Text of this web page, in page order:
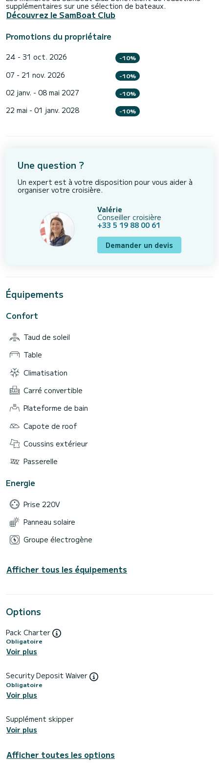
supplémentaires sur une sélection de bateaux.
Découvrez le SamBoat Club
Promotions du propriétaire
24 - 31 oct. 2026 -10%
07 - 21 nov. 2026 -10%
02 janv. - 08 mai 2027 -10%
22 mai - 01 janv. 2028 -10%
Une question ?
Un expert est à votre disposition pour vous aider à
organiser votre croisière.
Valérie
Conseiller croisière
+33 5 19 88 00 61
Demander un devis
Équipements
Confort
Taud de soleil
Table
Climatisation
Carré convertible
Plateforme de bain
Capote de roof
Coussins extérieur
Passerelle
Energie
Prise 220V
Panneau solaire
Groupe électrogène
Afficher tous les équipements
Options
Pack Charter
Obligatoire
Voir plus
Security Deposit Waiver
Obligatoire
Voir plus
Supplément skipper
Voir plus
Afficher toutes les options